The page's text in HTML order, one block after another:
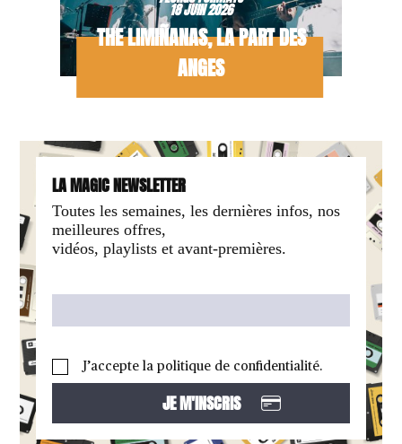
18 JUIN 2026
THE LIMIÑANAS, LA PART DES
ANGES
LA MAGIC NEWSLETTER
Toutes les semaines, les dernières infos, nos
meilleures offres,
vidéos, playlists et avant-premières.
J’accepte la politique de confidentialité.